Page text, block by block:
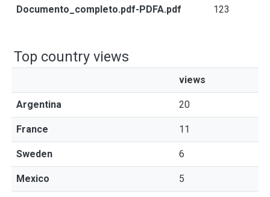
Documento_completo.pdf-PDFA.pdf 123
Top country views
views
Argentina 20
France 11
Sweden 6
Mexico 5